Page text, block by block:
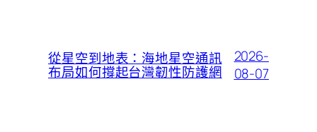
從星空到地表：海地星空通訊
布局如何撐起台灣韌性防護網
2026-
08-07